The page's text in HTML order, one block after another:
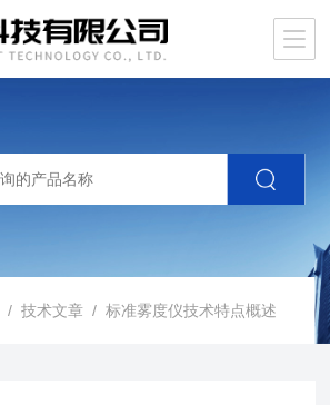
/技术文章 / 标准雾度仪技术特点概述